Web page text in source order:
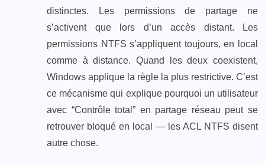
distinctes. Les permissions de partage ne
s’activent que lors d’un accès distant. Les
permissions NTFS s’appliquent toujours, en local
comme à distance. Quand les deux coexistent,
Windows applique la règle la plus restrictive. C’est
ce mécanisme qui explique pourquoi un utilisateur
avec “Contrôle total” en partage réseau peut se
retrouver bloqué en local — les ACL NTFS disent
autre chose.